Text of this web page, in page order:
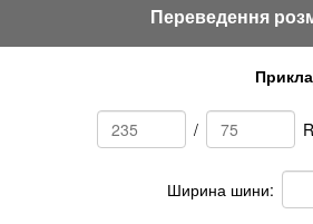
Переведення
/ R
Ширина шини: